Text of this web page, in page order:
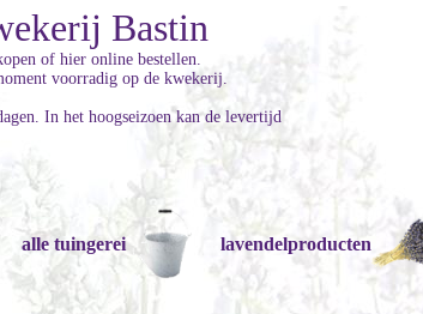
Bastin
of hier online bestellen.
voorradig op de kwekerij.
In het hoogseizoen kan de levertijd
alle tuingerei lavendelproducten